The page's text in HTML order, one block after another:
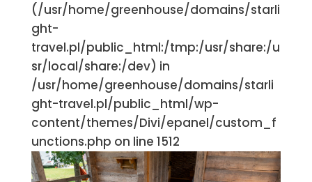
(/usr/home/greenhouse/domains/starli
ght-
travel.pl/public_html:/tmp:/usr/share:/u
sr/local/share:/dev) in
/usr/home/greenhouse/domains/starli
ght-travel.pl/public_html/wp-
content/themes/Divi/epanel/custom_f
unctions.php on line 1512